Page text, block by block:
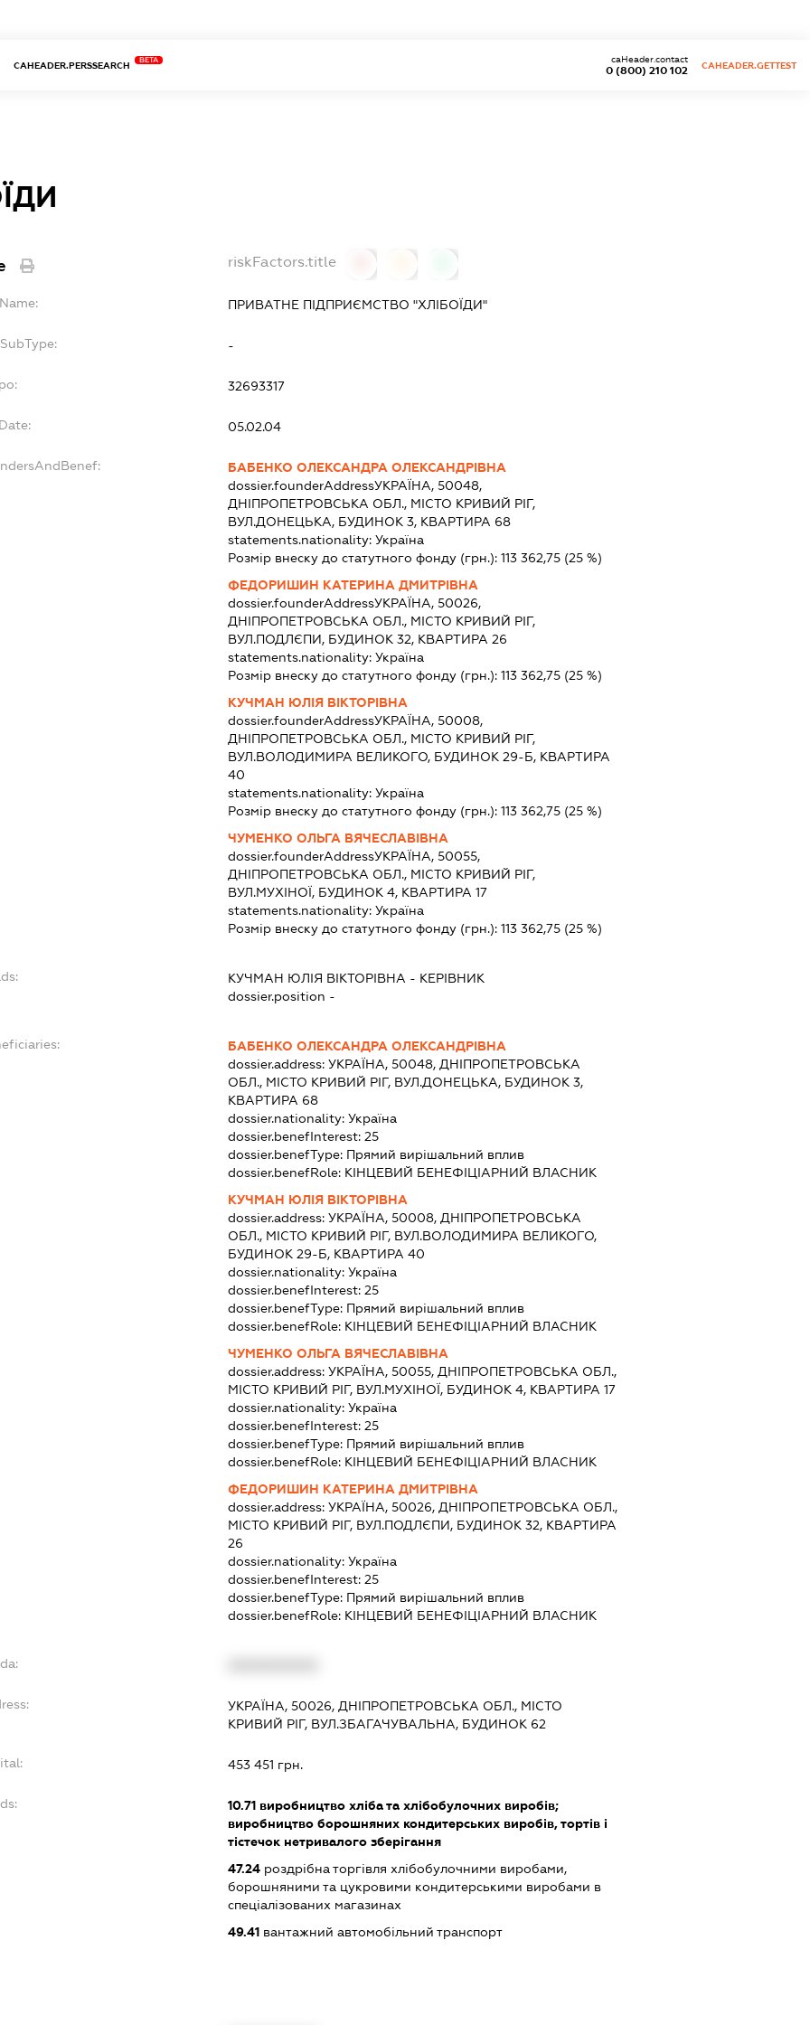
CAHEADER.PERSSEARCH
BETA
0 (800) 210 102
caHeader.contact
CAHEADER.GETTEST
riskFactors.title
ПРИВАТНЕ ПІДПРИЄМСТВО "ХЛІБОЇДИ"
-
32693317
05.02.04
БАБЕНКО ОЛЕКСАНДРА ОЛЕКСАНДРІВНА
dossier.founderAddressУКРАЇНА, 50048,
ДНІПРОПЕТРОВСЬКА ОБЛ., МІСТО КРИВИЙ РІГ,
ВУЛ.ДОНЕЦЬКА, БУДИНОК 3, КВАРТИРА 68
statements.nationality:Україна
Розмір внеску до статутного фонду (грн.):113 362,75 (25 %)
ФЕДОРИШИН КАТЕРИНА ДМИТРІВНА
dossier.founderAddressУКРАЇНА, 50026,
ДНІПРОПЕТРОВСЬКА ОБЛ., МІСТО КРИВИЙ РІГ,
ВУЛ.ПОДЛЄПИ, БУДИНОК 32, КВАРТИРА 26
statements.nationality:Україна
Розмір внеску до статутного фонду (грн.):113 362,75 (25 %)
КУЧМАН ЮЛІЯ ВІКТОРІВНА
dossier.founderAddressУКРАЇНА, 50008,
ДНІПРОПЕТРОВСЬКА ОБЛ., МІСТО КРИВИЙ РІГ,
ВУЛ.ВОЛОДИМИРА ВЕЛИКОГО, БУДИНОК 29-Б, КВАРТИРА
40
statements.nationality:Україна
Розмір внеску до статутного фонду (грн.):113 362,75 (25 %)
ЧУМЕНКО ОЛЬГА ВЯЧЕСЛАВІВНА
dossier.founderAddressУКРАЇНА, 50055,
ДНІПРОПЕТРОВСЬКА ОБЛ., МІСТО КРИВИЙ РІГ,
ВУЛ.МУХІНОЇ, БУДИНОК 4, КВАРТИРА 17
statements.nationality:Україна
Розмір внеску до статутного фонду (грн.):113 362,75 (25 %)
КУЧМАН ЮЛІЯ ВІКТОРІВНА - КЕРІВНИК
dossier.position -
БАБЕНКО ОЛЕКСАНДРА ОЛЕКСАНДРІВНА
dossier.address:УКРАЇНА, 50048, ДНІПРОПЕТРОВСЬКА
ОБЛ., МІСТО КРИВИЙ РІГ, ВУЛ.ДОНЕЦЬКА, БУДИНОК 3,
КВАРТИРА 68
dossier.nationality:Україна
dossier.benefInterest:25
dossier.benefType: Прямий вирішальний вплив
dossier.benefRole: КІНЦЕВИЙ БЕНЕФІЦІАРНИЙ ВЛАСНИК
КУЧМАН ЮЛІЯ ВІКТОРІВНА
dossier.address:УКРАЇНА, 50008, ДНІПРОПЕТРОВСЬКА
ОБЛ., МІСТО КРИВИЙ РІГ, ВУЛ.ВОЛОДИМИРА ВЕЛИКОГО,
БУДИНОК 29-Б, КВАРТИРА 40
dossier.nationality:Україна
dossier.benefInterest:25
dossier.benefType: Прямий вирішальний вплив
dossier.benefRole: КІНЦЕВИЙ БЕНЕФІЦІАРНИЙ ВЛАСНИК
ЧУМЕНКО ОЛЬГА ВЯЧЕСЛАВІВНА
dossier.address:УКРАЇНА, 50055, ДНІПРОПЕТРОВСЬКА ОБЛ.,
МІСТО КРИВИЙ РІГ, ВУЛ.МУХІНОЇ, БУДИНОК 4, КВАРТИРА 17
dossier.nationality:Україна
dossier.benefInterest:25
dossier.benefType: Прямий вирішальний вплив
dossier.benefRole: КІНЦЕВИЙ БЕНЕФІЦІАРНИЙ ВЛАСНИК
ФЕДОРИШИН КАТЕРИНА ДМИТРІВНА
dossier.address:УКРАЇНА, 50026, ДНІПРОПЕТРОВСЬКА ОБЛ.,
МІСТО КРИВИЙ РІГ, ВУЛ.ПОДЛЄПИ, БУДИНОК 32, КВАРТИРА
26
dossier.nationality:Україна
dossier.benefInterest:25
dossier.benefType: Прямий вирішальний вплив
dossier.benefRole: КІНЦЕВИЙ БЕНЕФІЦІАРНИЙ ВЛАСНИК
УКРАЇНА, 50026, ДНІПРОПЕТРОВСЬКА ОБЛ., МІСТО
КРИВИЙ РІГ, ВУЛ.ЗБАГАЧУВАЛЬНА, БУДИНОК 62
453 451 грн.
10.71 виробництво хліба та хлібобулочних виробів;
виробництво борошняних кондитерських виробів, тортів і
тістечок нетривалого зберігання
47.24 роздрібна торгівля хлібобулочними виробами,
борошняними та цукровими кондитерськими виробами в
спеціалізованих магазинах
49.41 вантажний автомобільний транспорт